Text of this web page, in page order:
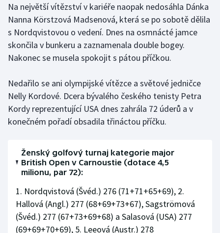
Gymnastika
Házená
Jezdectví
Judo
Krasobruslení
Lezení
Lyže a snowboard
Moderní pětiboj
Motorsport
Olympijské hry
Na největší vítězství v kariéře naopak nedosáhla Dánka
Nanna Körstzová Madsenová, která se po sobotě dělila
s Nordqvistovou o vedení. Dnes na osmnácté jamce
skončila v bunkeru a zaznamenala double bogey.
Nakonec se musela spokojit s pátou příčkou.
Nedařilo se ani olympijské vítězce a světové jedničce
Nelly Kordové. Dcera bývalého českého tenisty Petra
Kordy reprezentující USA dnes zahrála 72 úderů a v
konečném pořadí obsadila třináctou příčku.
Ženský golfový turnaj kategorie major
British Open v Carnoustie (dotace 4,5
milionu, par 72):
1. Nordqvistová (Švéd.) 276 (71+71+65+69), 2.
Hallová (Angl.) 277 (68+69+73+67), Sagströmová
(Švéd.) 277 (67+73+69+68) a Salasová (USA) 277
(69+69+70+69), 5. Leeová (Austr.) 278